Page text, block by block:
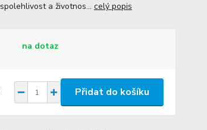
a životnos... celý popis
na dotaz
Přidat do košíku